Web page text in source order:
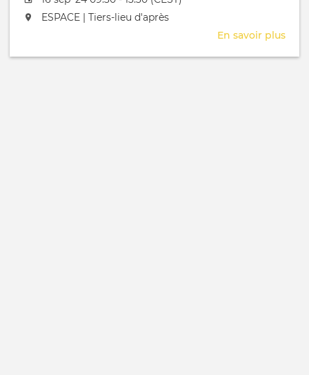
L'événement aura lieu au / à
ESPACE | Tiers-lieu d'après
En savoir plus